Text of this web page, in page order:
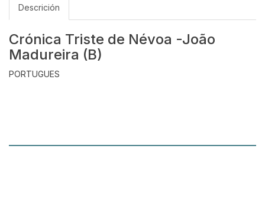
Descrición
Crónica Triste de Névoa -João
Madureira (B)
PORTUGUES